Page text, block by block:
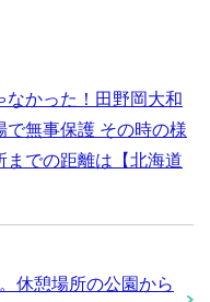
なかった！田野岡大和
で無事保護 その時の様
までの距離は【北海道
休憩場所の公園から